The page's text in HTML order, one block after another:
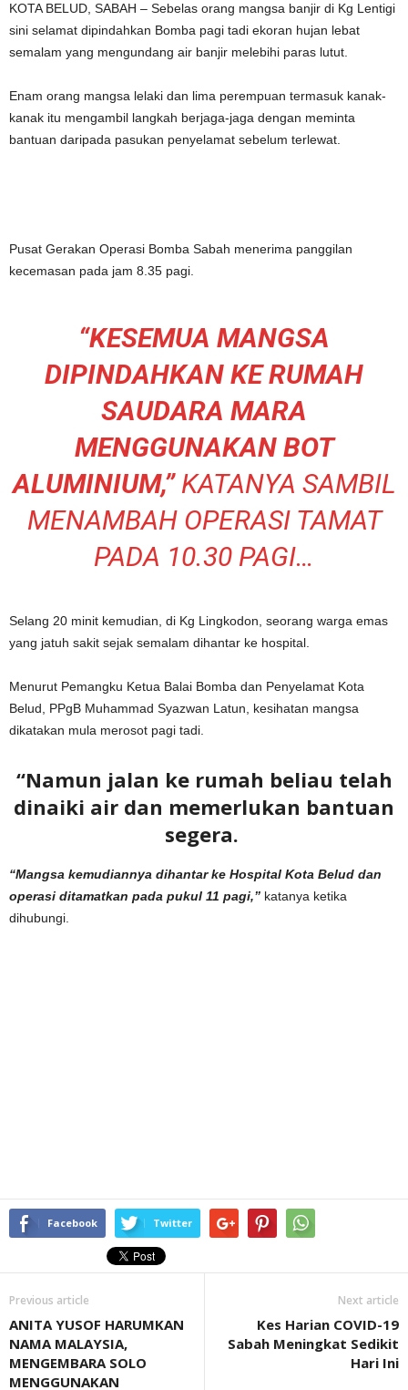
KOTA BELUD, SABAH – Sebelas orang mangsa banjir di Kg Lentigi
sini selamat dipindahkan Bomba pagi tadi ekoran hujan lebat
semalam yang mengundang air banjir melebihi paras lutut.
Enam orang mangsa lelaki dan lima perempuan termasuk kanak-
kanak itu mengambil langkah berjaga-jaga dengan meminta
bantuan daripada pasukan penyelamat sebelum terlewat.
Pusat Gerakan Operasi Bomba Sabah menerima panggilan
kecemasan pada jam 8.35 pagi.
“KESEMUA MANGSA
DIPINDAHKAN KE RUMAH
SAUDARA MARA
MENGGUNAKAN BOT
ALUMINIUM,”KATANYA SAMBIL
MENAMBAH OPERASI TAMAT
PADA 10.30 PAGI…
Selang 20 minit kemudian, di Kg Lingkodon, seorang warga emas
yang jatuh sakit sejak semalam dihantar ke hospital.
Menurut Pemangku Ketua Balai Bomba dan Penyelamat Kota
Belud, PPgB Muhammad Syazwan Latun, kesihatan mangsa
dikatakan mula merosot pagi tadi.
“Namun jalan ke rumah beliau telah
dinaiki air dan memerlukan bantuan
segera.
“Mangsa kemudiannya dihantar ke Hospital Kota Belud dan
operasi ditamatkan pada pukul 11 pagi,” katanya ketika
dihubungi.
Facebook Twitter
Previous article
ANITA YUSOF HARUMKAN
NAMA MALAYSIA,
MENGEMBARA SOLO
MENGGUNAKAN
Next article
Kes Harian COVID-19
Sabah Meningkat Sedikit
Hari Ini